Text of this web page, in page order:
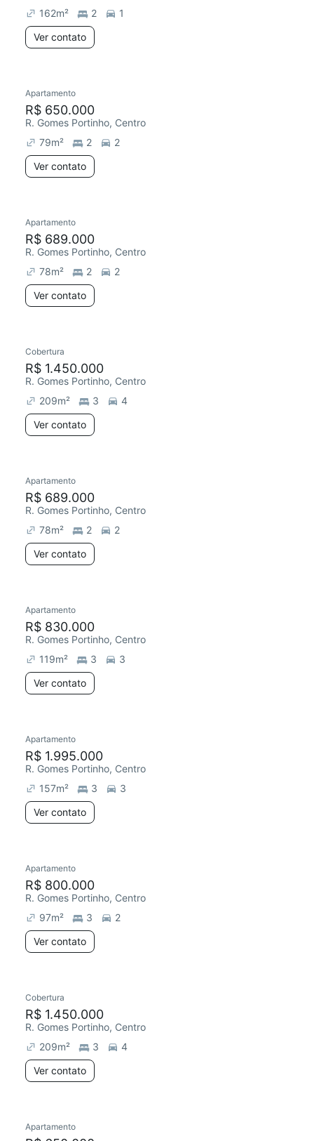
162m² 2
1
Ver contato
Redecorar
Apartamento
R$ 650.000
R. Gomes Portinho, Centro
79m² 2
2
Ver contato
Redecorar
Apartamento
R$ 689.000
R. Gomes Portinho, Centro
78m² 2
2
Ver contato
Cobertura
R$ 1.450.000
R. Gomes Portinho, Centro
209m² 3
4
Ver contato
Chegou este mês
Apartamento
R$ 689.000
R. Gomes Portinho, Centro
78m² 2
2
Ver contato
Redecorar
Apartamento
R$ 830.000
R. Gomes Portinho, Centro
119m² 3
3
Ver contato
Redecorar
Apartamento
R$ 1.995.000
R. Gomes Portinho, Centro
157m² 3
3
Ver contato
Redecorar
Apartamento
R$ 800.000
R. Gomes Portinho, Centro
97m² 3
2
Ver contato
Cobertura
R$ 1.450.000
R. Gomes Portinho, Centro
209m² 3
4
Ver contato
Apartamento